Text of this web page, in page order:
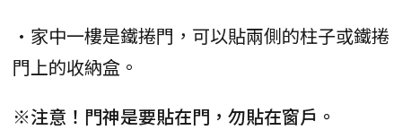
•家中一樓是鐵捲門，可以貼兩側的柱子或鐵捲
門上的收納盒。
※注意！門神是要貼在門，勿貼在窗戶。